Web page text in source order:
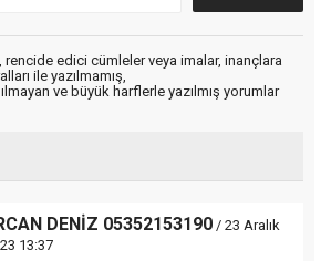
rencide edici cümleler veya imalar, inançlara
ile yazılmamış,
ve büyük harflerle yazılmış yorumlar
DENİZ 05352153190 / 23 Aralık
13:37